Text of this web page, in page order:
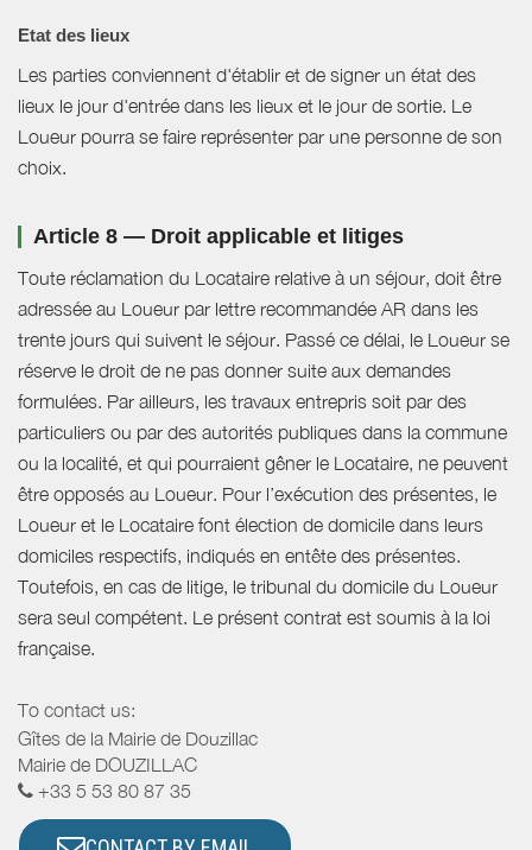
Etat des lieux
Les parties conviennent d'établir et de signer un état des
lieux le jour d'entrée dans les lieux et le jour de sortie. Le
Loueur pourra se faire représenter par une personne de son
choix.
Article 8 — Droit applicable et litiges
Toute réclamation du Locataire relative à un séjour, doit être
adressée au Loueur par lettre recommandée AR dans les
trente jours qui suivent le séjour. Passé ce délai, le Loueur se
réserve le droit de ne pas donner suite aux demandes
formulées. Par ailleurs, les travaux entrepris soit par des
particuliers ou par des autorités publiques dans la commune
ou la localité, et qui pourraient gêner le Locataire, ne peuvent
être opposés au Loueur. Pour l’exécution des présentes, le
Loueur et le Locataire font élection de domicile dans leurs
domiciles respectifs, indiqués en entête des présentes.
Toutefois, en cas de litige, le tribunal du domicile du Loueur
sera seul compétent. Le présent contrat est soumis à la loi
française.
To contact us:
Gîtes de la Mairie de Douzillac
Mairie de DOUZILLAC
+33 5 53 80 87 35